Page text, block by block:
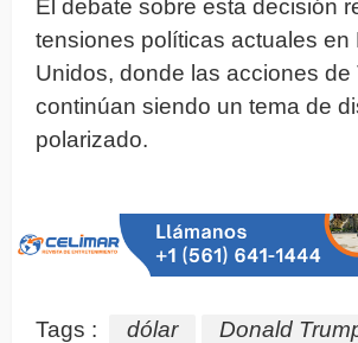
El debate sobre esta decisión
tensiones políticas actuales en
Unidos, donde las acciones de
continúan siendo un tema de
polarizado.
Tags : dólar Donald